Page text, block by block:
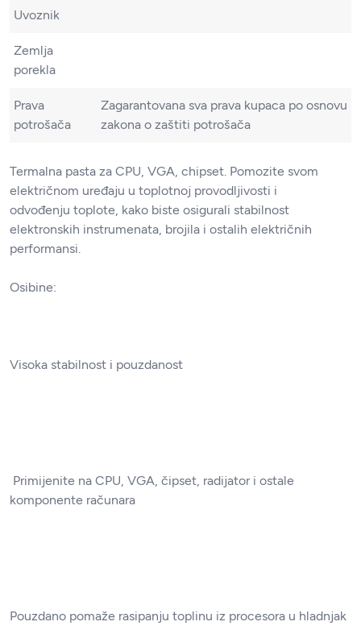
Uvoznik
Zemlja
porekla
Prava
potrošača
Zagarantovana sva prava kupaca po osnovu
zakona o zaštiti potrošača
Termalna pasta za CPU, VGA, chipset. Pomozite svom
električnom uređaju u toplotnoj provodljivosti i
odvođenju toplote, kako biste osigurali stabilnost
elektronskih instrumenata, brojila i ostalih električnih
performansi.
Osibine:
Visoka stabilnost i pouzdanost
Primijenite na CPU, VGA, čipset, radijator i ostale
komponente računara
Pouzdano pomaže rasipanju toplinu iz procesora u hladnjak